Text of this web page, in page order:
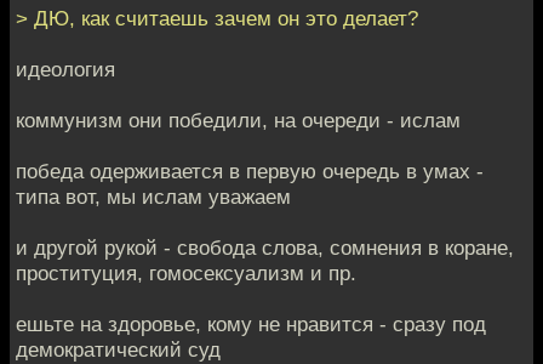
> ДЮ, как считаешь зачем он это делает?
идеология
коммунизм они победили, на очереди - ислам
победа одерживается в первую очередь в умах -
типа вот, мы ислам уважаем
и другой рукой - свобода слова, сомнения в коране,
проституция, гомосексуализм и пр.
ешьте на здоровье, кому не нравится - сразу под
демократический суд